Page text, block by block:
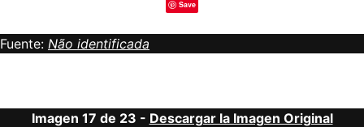
Save
Fuente: Não identificada
Imagen 17 de 23 - Descargar la Imagen Original